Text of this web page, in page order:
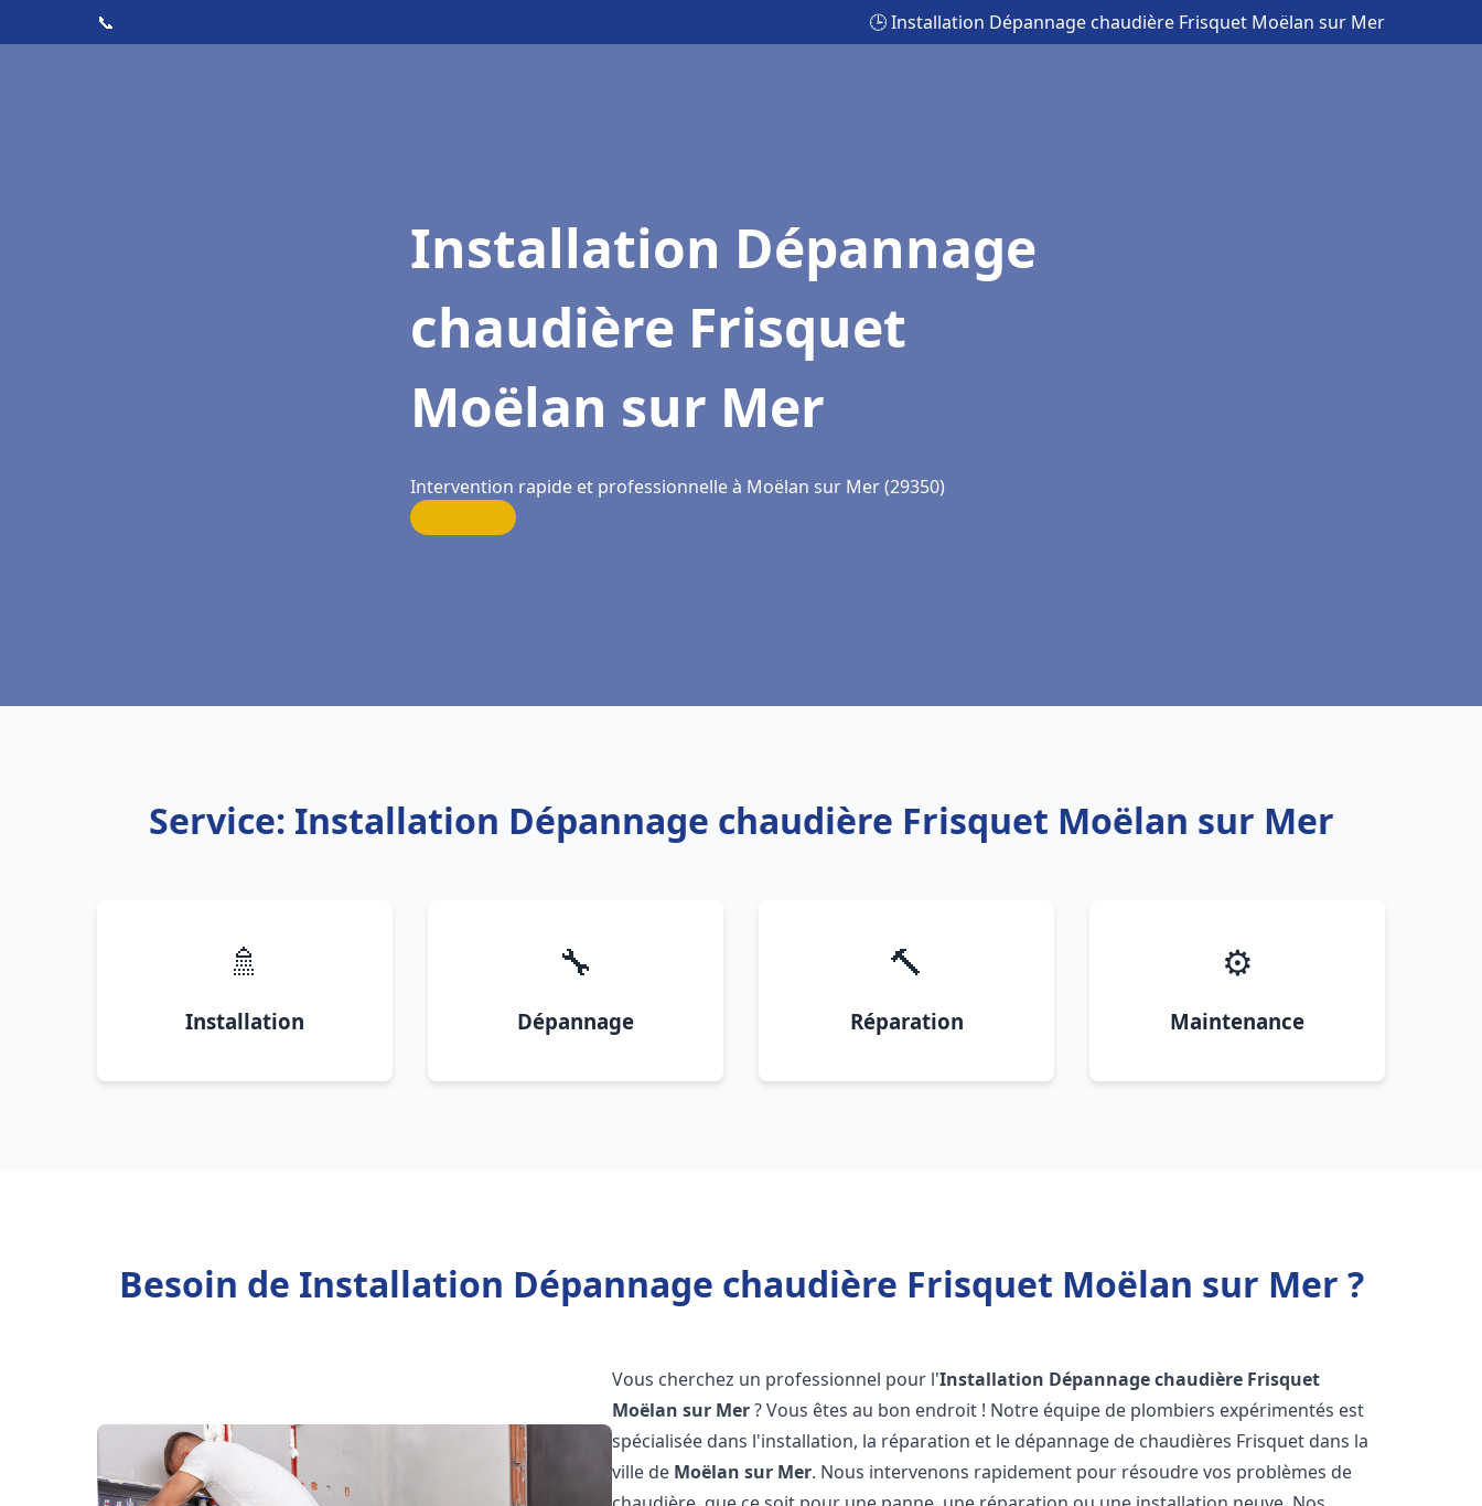
📞 🕒 Installation Dépannage chaudière Frisquet Moëlan sur Mer
Installation Dépannage
chaudière Frisquet
Moëlan sur Mer
Intervention rapide et professionnelle à Moëlan sur Mer (29350)
Service: Installation Dépannage chaudière Frisquet Moëlan sur Mer
🚿
Installation
🔧
Dépannage
🔨
Réparation
⚙️
Maintenance
Besoin de Installation Dépannage chaudière Frisquet Moëlan sur Mer ?
Vous cherchez un professionnel pour l'Installation Dépannage chaudière Frisquet
Moëlan sur Mer? Vous êtes au bon endroit ! Notre équipe de plombiers expérimentés est
spécialisée dans l'installation, la réparation et le dépannage de chaudières Frisquet dans la
ville de Moëlan sur Mer. Nous intervenons rapidement pour résoudre vos problèmes de